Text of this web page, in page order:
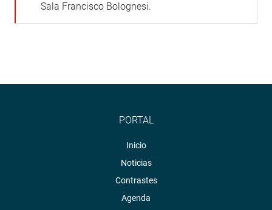
Sala Francisco Bolognesi.
PORTAL
Inicio
Noticias
Contrastes
Agenda